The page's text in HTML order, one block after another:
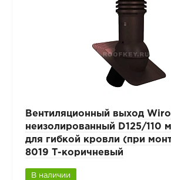
Вентиляционный выход
неизолированный D125/110
для гибкой кровли (при
8019 Т-коричневый
В наличии